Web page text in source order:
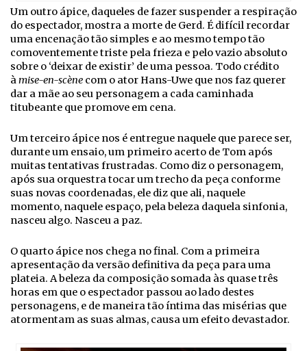
Um outro ápice, daqueles de fazer suspender a respiração
do espectador, mostra a morte de Gerd. É difícil recordar
uma encenação tão simples e ao mesmo tempo tão
comoventemente triste pela frieza e pelo vazio absoluto
sobre o ‘deixar de existir’ de uma pessoa. Todo crédito
àmise-en-scène com o ator Hans-Uwe que nos faz querer
dar a mãe ao seu personagem a cada caminhada
titubeante que promove em cena.
Um terceiro ápice nos é entregue naquele que parece ser,
durante um ensaio, um primeiro acerto de Tom após
muitas tentativas frustradas. Como diz o personagem,
após sua orquestra tocar um trecho da peça conforme
suas novas coordenadas, ele diz que ali, naquele
momento, naquele espaço, pela beleza daquela sinfonia,
nasceu algo. Nasceu a paz.
O quarto ápice nos chega no final. Com a primeira
apresentação da versão definitiva da peça para uma
plateia. A beleza da composição somada às quase três
horas em que o espectador passou ao lado destes
personagens, e de maneira tão íntima das misérias que
atormentam as suas almas, causa um efeito devastador.